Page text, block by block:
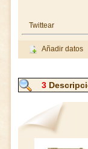
Twittear
Añadir datos
3